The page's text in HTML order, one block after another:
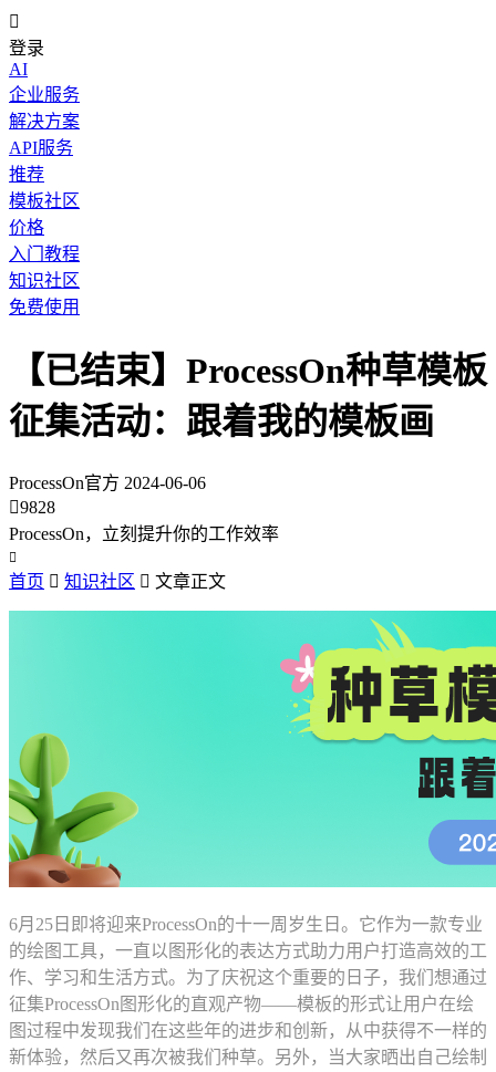

登录
AI
企业服务
解决方案
API服务
推荐
模板社区
价格
入门教程
知识社区
免费使用
【已结束】ProcessOn种草模板
征集活动：跟着我的模板画
ProcessOn官方 2024-06-06
9828
ProcessOn，立刻提升你的工作效率

首页  知识社区  文章正文
6月25日即将迎来ProcessOn的十一周岁生日。它作为一款专业
的绘图工具，一直以图形化的表达方式助力用户打造高效的工
作、学习和生活方式。为了庆祝这个重要的日子，我们想通过
征集ProcessOn图形化的直观产物——模板的形式让用户在绘
图过程中发现我们在这些年的进步和创新，从中获得不一样的
新体验，然后又再次被我们种草。另外，当大家晒出自己绘制